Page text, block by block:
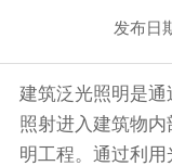
发布日
建筑泛光照明是
照射进入建筑物
明工程。通过利用